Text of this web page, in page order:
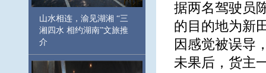
山水相连，渝见湖湘 “三
湘四水 相约湖南”文旅推
介
据两名驾驶员
的目的地为新
因感觉被误导
未果后，货主